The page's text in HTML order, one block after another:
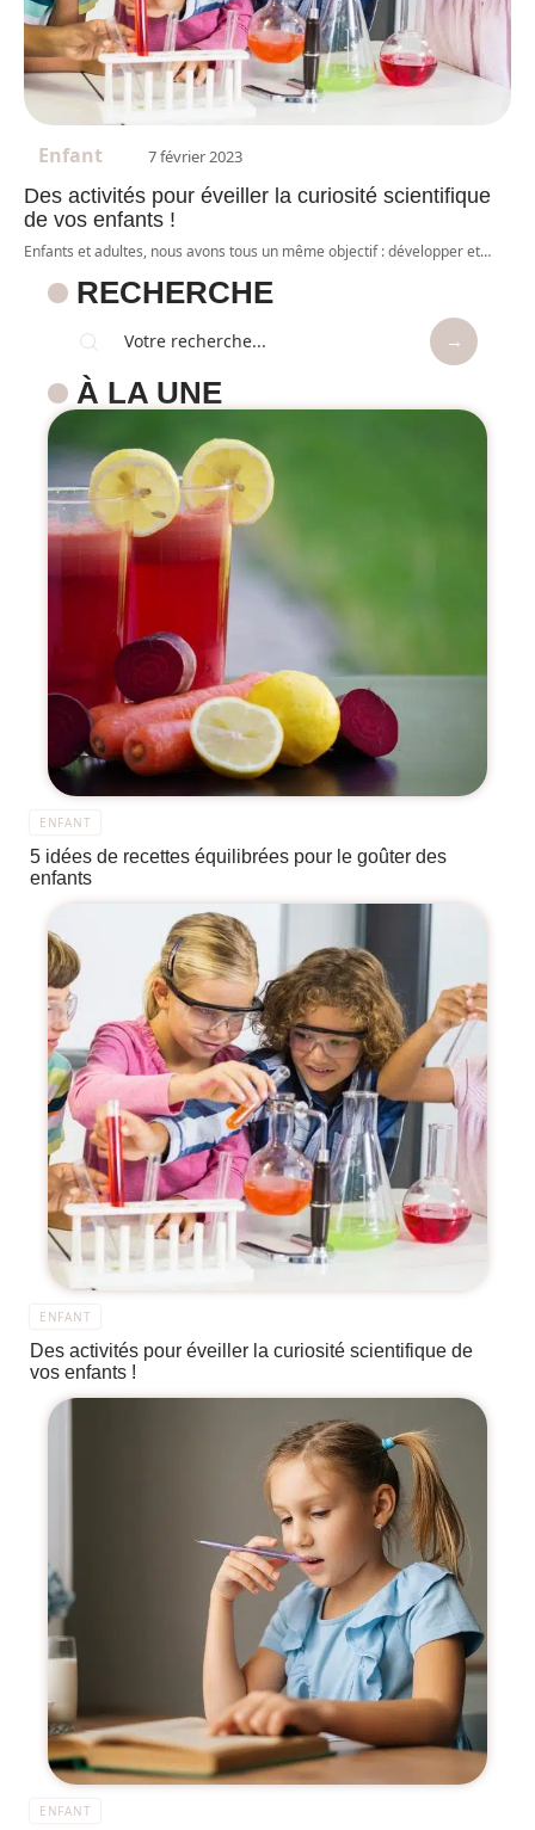
Enfant 7 février 2023
Des activités pour éveiller la curiosité scientifique
de vos enfants !
Enfants et adultes, nous avons tous un même objectif : développer et…
RECHERCHE
À LA UNE
ENFANT
5 idées de recettes équilibrées pour le goûter des
enfants
ENFANT
Des activités pour éveiller la curiosité scientifique de
vos enfants !
ENFANT